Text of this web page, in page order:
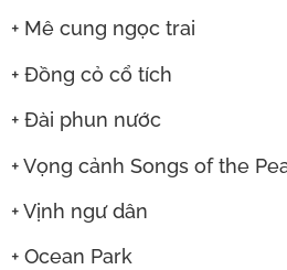
+ Mê cung ngọc trai
+ Đồng cỏ cổ tích
+ Đài phun nước
+ Vọng cảnh Songs of the
+ Vịnh ngư dân
+ Ocean Park